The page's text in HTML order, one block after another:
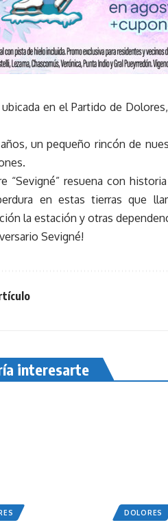
en el Partido de
años, un pequeño rincón de
“Sevigné” resuena con
en estas tierras que
la estación y otras
Sevigné!
interesarte
DOLORES